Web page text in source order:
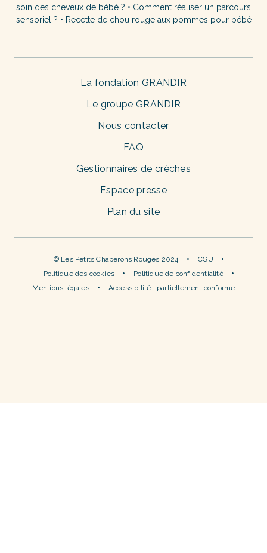
soin des cheveux de bébé ? • Comment réaliser un parcours
sensoriel ? • Recette de chou rouge aux pommes pour bébé
La fondation GRANDIR
Le groupe GRANDIR
Nous contacter
FAQ
Gestionnaires de crèches
Espace presse
Plan du site
© Les Petits Chaperons Rouges 2024
CGU
Politique des cookies
Politique de confidentialité
Mentions légales
Accessibilité : partiellement conforme